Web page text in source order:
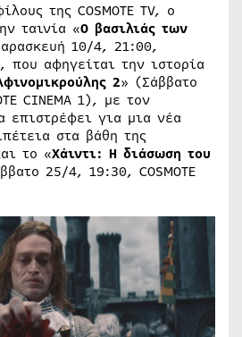
της COSMOTE TV, ο
ταινία «Ο βασιλιάς των
10/4, 21:00,
που αφηγείται την ιστορία
2» (Σάββατο
CINEMA 1), με τον
επιστρέφει για μια νέα
στα βάθη της
το «Χάιντι: Η διάσωση του
25/4, 19:30, COSMOTE